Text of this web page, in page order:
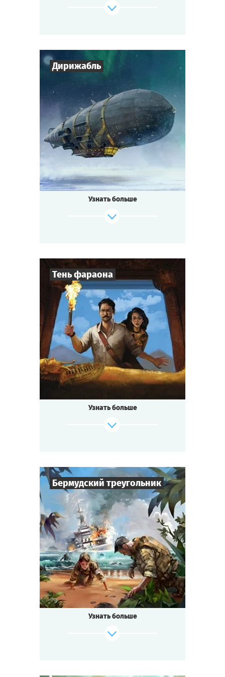
Cыграть
Дирижабль
7-10
Время игры ч.
Тематика Стимпанк
Тип квеста Мини-квестория
Cыграть Смотреть сценарий
Узнать больше
Тень фараона
Игроков 8- 20
Время игры 2-3 ч.
Тематика Мистика
Тип квеста Квестория
Cыграть Смотреть сценарий
Узнать больше
Бермудский треугольник
Игроков 50
Время игры 1,5-2 ч.
Тематика Фантастика
Тип квеста Квестория
Узнать больше